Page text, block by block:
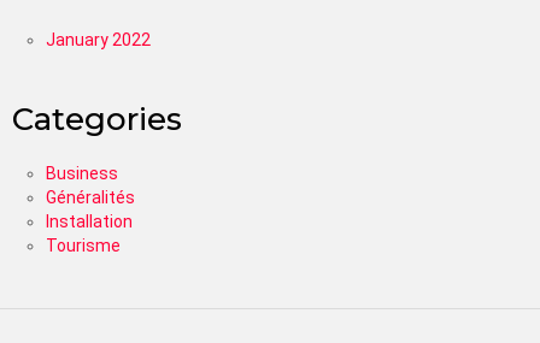
January 2022
Categories
Business
Généralités
Installation
Tourisme